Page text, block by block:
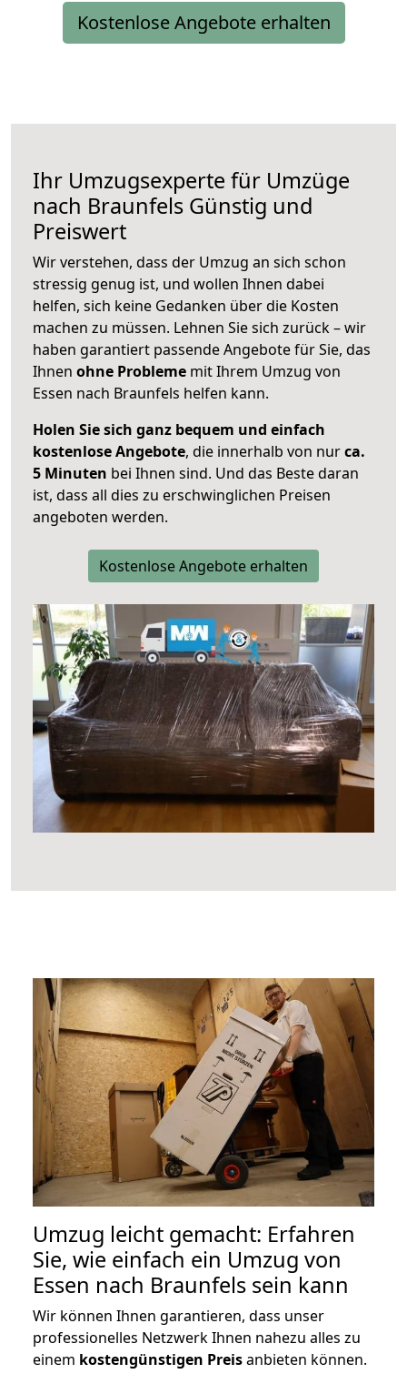
Kostenlose Angebote erhalten
Ihr Umzugsexperte für Umzüge
nach Braunfels Günstig und
Preiswert
Wir verstehen, dass der Umzug an sich schon
stressig genug ist, und wollen Ihnen dabei
helfen, sich keine Gedanken über die Kosten
machen zu müssen. Lehnen Sie sich zurück – wir
haben garantiert passende Angebote für Sie, das
Ihnen ohne Probleme mit Ihrem Umzug von
Essen nach Braunfels helfen kann.
Holen Sie sich ganz bequem und einfach
kostenlose Angebote, die innerhalb von nurca.
5 Minuten bei Ihnen sind. Und das Beste daran
ist, dass all dies zu erschwinglichen Preisen
angeboten werden.
Kostenlose Angebote erhalten
Umzug leicht gemacht: Erfahren
Sie, wie einfach ein Umzug von
Essen nach Braunfels sein kann
Wir können Ihnen garantieren, dass unser
professionelles Netzwerk Ihnen nahezu alles zu
einem kostengünstigen Preisanbieten können.